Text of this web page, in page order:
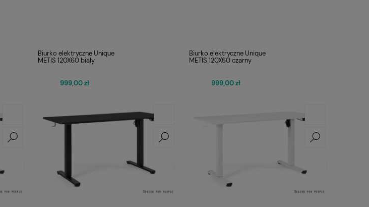
Biurko elektryczne Unique
METIS 120X60 biały
999,00 zł
Biurko elektryczne Unique
METIS 120X60 czarny
999,00 zł